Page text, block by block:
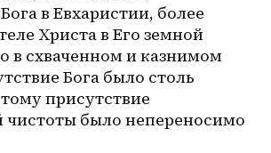
в Евхаристии, более
Христа в Его земной
в схваченном и казнимом
Бога было столь
присутствие
чистоты было непереносимо